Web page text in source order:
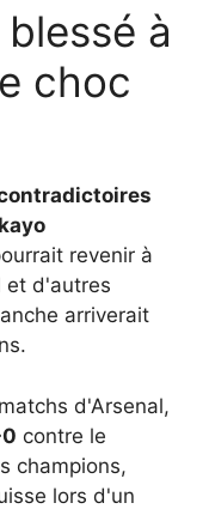
à
choc
revenir à
et d'autres
arriverait
d'Arsenal,
contre le
champions,
lors d'un